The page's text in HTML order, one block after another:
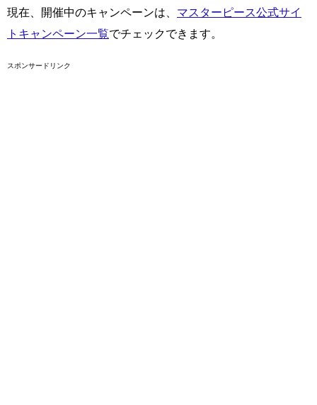
現在、開催中のキャンペーンは、 マスターピース公式サイ
トキャンペーン一覧でチェックできます。
スポンサードリンク